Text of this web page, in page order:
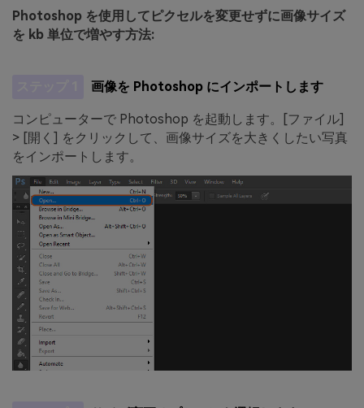
Photoshop を使用してピクセルを変更せずに画像サイズ
を kb 単位で増やす方法:
画像を Photoshop にインポートします
コンピューターで Photoshop を起動します。[ファイル]
> [開く] をクリックして、画像サイズを大きくしたい写真
をインポートします。